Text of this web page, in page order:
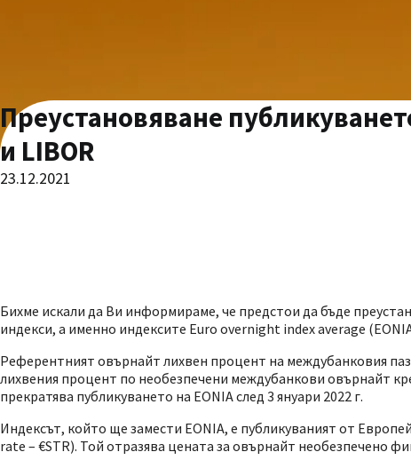
Преустановяване
и LIBOR
23.12.2021
Бихме искали да Ви информираме, че предстои да бъде
индекси, а именно индексите Euro overnight index average
Референтният овърнайт лихвен процент на междубанковия
лихвения процент по необезпечени междубанкови овърнайт
прекратява публикуването на EONIA след 3 януари 2022 г.
Индексът, който ще замести EONIA, е публикуваният от
rate – €STR). Той отразява цената за овърнайт необезпечено